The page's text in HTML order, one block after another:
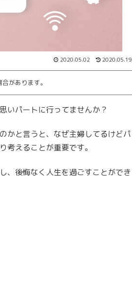
2020.05.02 2020.05.19
があります。
いパートに行ってませんか？
かと言うと、なぜ主婦してるけどパ
考えることが重要です。
、後悔なく人生を過ごすことができ